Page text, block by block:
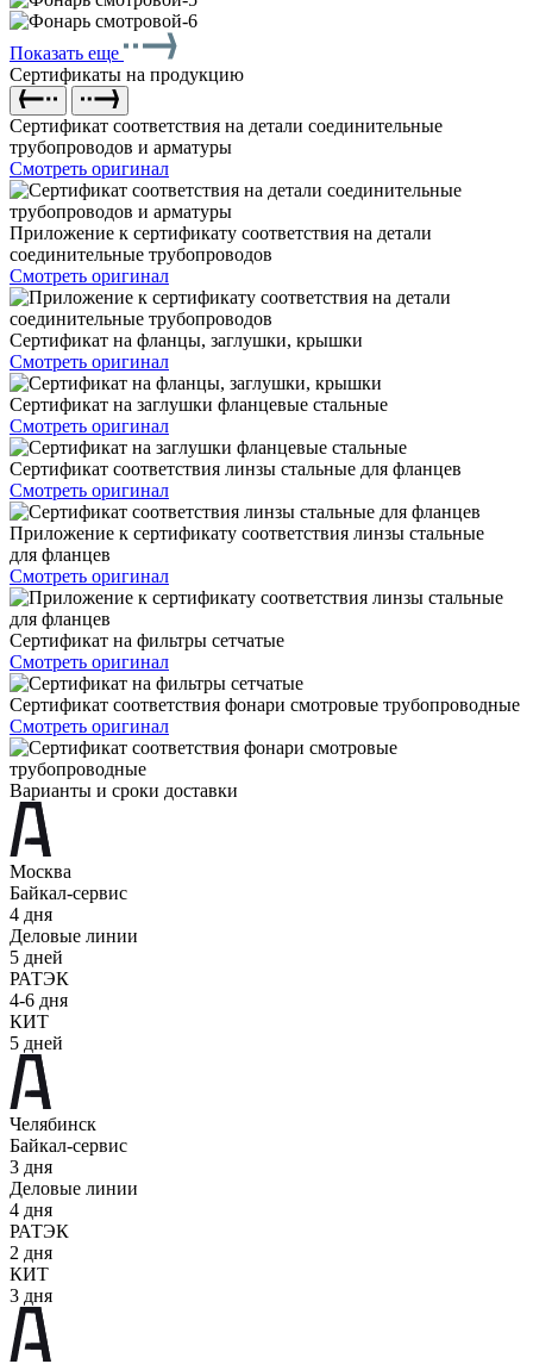
Показать еще
Сертификаты на продукцию
Сертификат соответствия на детали соединительные
трубопроводов и арматуры
Смотреть оригинал
Приложение к сертификату соответствия на детали
соединительные трубопроводов
Смотреть оригинал
Сертификат на фланцы, заглушки, крышки
Смотреть оригинал
Сертификат на заглушки фланцевые стальные
Смотреть оригинал
Сертификат соответствия линзы стальные для фланцев
Смотреть оригинал
Приложение к сертификату соответствия линзы стальные
для фланцев
Смотреть оригинал
Сертификат на фильтры сетчатые
Смотреть оригинал
Сертификат соответствия фонари смотровые трубопроводные
Смотреть оригинал
Варианты и сроки доставки
Москва
Байкал-сервис
4 дня
Деловые линии
5 дней
РАТЭК
4-6 дня
КИТ
5 дней
Челябинск
Байкал-сервис
3 дня
Деловые линии
4 дня
РАТЭК
2 дня
КИТ
3 дня